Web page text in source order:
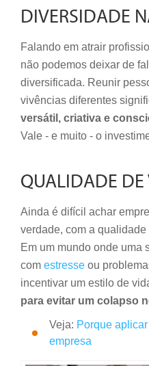
DIVERSIDADE
Falando em atrair
não podemos deixar de
diversificada. Reunir
vivências diferentes
versátil, criativa e
Vale - e muito - o
QUALIDADE DE
Ainda é difícil achar
verdade, com a
Em um mundo onde uma
com estresse ou
incentivar um estilo de
para evitar um colapso
Veja: Porque
empresa